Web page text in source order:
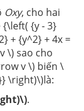
Oxy, cho hai
{y - 3}
+ {y^2} + 4x =
\) sao cho
v \) biến \
\right)\)là:
.